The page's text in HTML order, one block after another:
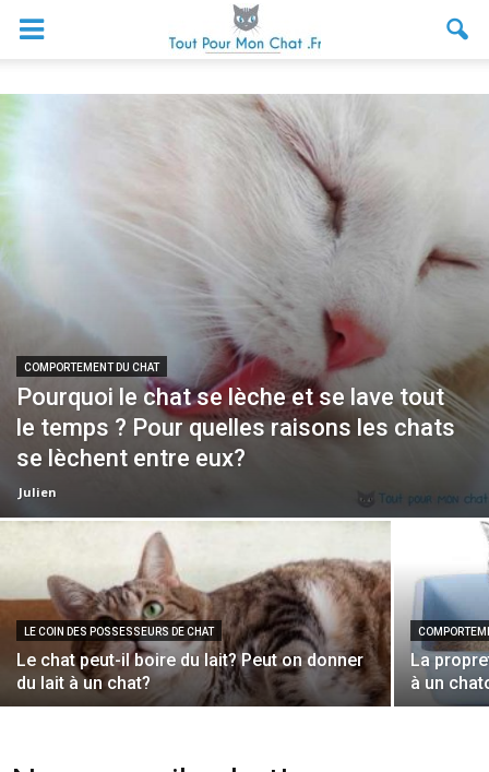
COMPORTEMENT DU CHAT
Pourquoi le chat se lèche et se lave tout
le temps ? Pour quelles raisons les chats
se lèchent entre eux?
Julien
LE COIN DES POSSESSEURS DE CHAT
Le chat peut-il boire du lait? Peut on donner
du lait à un chat?
La
à un